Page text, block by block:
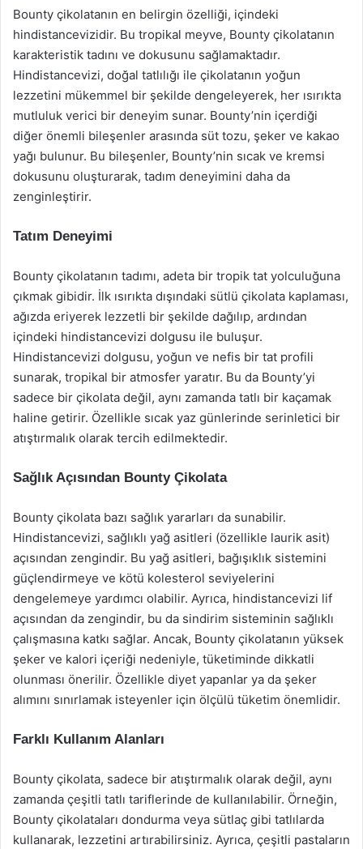
Bounty çikolatanın en belirgin özelliği, içindeki
hindistancevizidir. Bu tropikal meyve, Bounty çikolatanın
karakteristik tadını ve dokusunu sağlamaktadır.
Hindistancevizi, doğal tatlılığı ile çikolatanın yoğun
lezzetini mükemmel bir şekilde dengeleyerek, her ısırıkta
mutluluk verici bir deneyim sunar. Bounty’nin içerdiği
diğer önemli bileşenler arasında süt tozu, şeker ve kakao
yağı bulunur. Bu bileşenler, Bounty’nin sıcak ve kremsi
dokusunu oluşturarak, tadım deneyimini daha da
zenginleştirir.
Tatım Deneyimi
Bounty çikolatanın tadımı, adeta bir tropik tat yolculuğuna
çıkmak gibidir. İlk ısırıkta dışındaki sütlü çikolata kaplaması,
ağızda eriyerek lezzetli bir şekilde dağılıp, ardından
içindeki hindistancevizi dolgusu ile buluşur.
Hindistancevizi dolgusu, yoğun ve nefis bir tat profili
sunarak, tropikal bir atmosfer yaratır. Bu da Bounty’yi
sadece bir çikolata değil, aynı zamanda tatlı bir kaçamak
haline getirir. Özellikle sıcak yaz günlerinde serinletici bir
atıştırmalık olarak tercih edilmektedir.
Sağlık Açısından Bounty Çikolata
Bounty çikolata bazı sağlık yararları da sunabilir.
Hindistancevizi, sağlıklı yağ asitleri (özellikle laurik asit)
açısından zengindir. Bu yağ asitleri, bağışıklık sistemini
güçlendirmeye ve kötü kolesterol seviyelerini
dengelemeye yardımcı olabilir. Ayrıca, hindistancevizi lif
açısından da zengindir, bu da sindirim sisteminin sağlıklı
çalışmasına katkı sağlar. Ancak, Bounty çikolatanın yüksek
şeker ve kalori içeriği nedeniyle, tüketiminde dikkatli
olunması önerilir. Özellikle diyet yapanlar ya da şeker
alımını sınırlamak isteyenler için ölçülü tüketim önemlidir.
Farklı Kullanım Alanları
Bounty çikolata, sadece bir atıştırmalık olarak değil, aynı
zamanda çeşitli tatlı tariflerinde de kullanılabilir. Örneğin,
Bounty çikolataları dondurma veya sütlaç gibi tatlılarda
kullanarak, lezzetini artırabilirsiniz. Ayrıca, çeşitli pastaların